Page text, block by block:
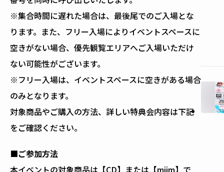
※集合時間に遅れた場合は、最後尾でのご入場とな
ります。また、フリー入場によりイベントスペースに
空きがない場合、優先観覧エリアへご入場いただけ
ない可能性がございます。
※フリー入場は、イベントスペースに空きがある場合
のみとなります。
対象商品やご購入の方法、詳しい特典会内容は下記
をご確認ください。
■ご参加方法
本イベントの対象商品は【CD】または【miim】で